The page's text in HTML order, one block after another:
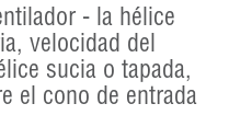
- la hélice
velocidad del
sucia o tapada,
el cono de entrada